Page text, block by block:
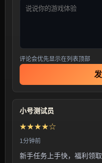
评论会优先显示在列表顶部
小号测试员
★★★★☆
1分钟前
新手任务上手快，福利领取